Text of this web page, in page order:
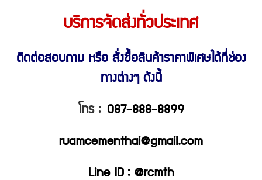
บริการจัดส่งทั่วประเทศ
ติดต่อสอบถาม หรือ สั่งซื้อสินค้าราคาพิเศษได้ที่ช่อง
ทางต่างๆ ดังนี้
โทร : 087-888-8899
ruamcementhai@gmail.com
Line ID : @rcmth